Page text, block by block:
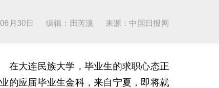
月30日 编辑：田芮溪 来源：中国日报网
在大连民族大学，毕业生的求职心态正
的应届毕业生金科，来自宁夏，即将就